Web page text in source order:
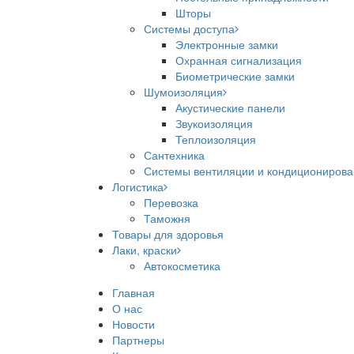
Шторы
Системы доступа
Электронные замки
Охранная сигнализация
Биометрические замки
Шумоизоляция
Акустические панели
Звукоизоляция
Теплоизоляция
Сантехника
Системы вентиляции и
Логистика
Перевозка
Таможня
Товары для здоровья
Лаки, краски
Автокосметика
Главная
О нас
Новости
Партнеры